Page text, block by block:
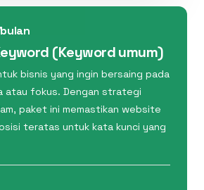
(Keyword umum)
bisnis yang ingin bersaing pada
atau fokus. Dengan strategi
paket ini memastikan website
teratas untuk kata kunci yang